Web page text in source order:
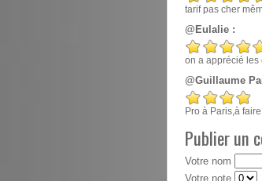
tarif pas cher
@Eulalie :
on a apprécié les
@Guillaume
Pro à Paris,à
Publier un
Votre nom